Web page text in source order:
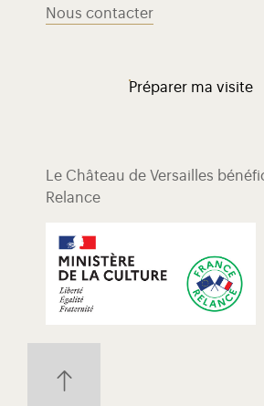
Nous contacter
Préparer ma visite
Le Château de Versailles
Relance